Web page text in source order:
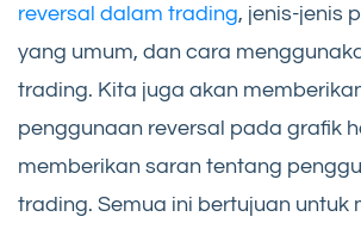
reversal dalam trading, jenis-jenis
yang umum, dan cara
trading. Kita juga akan
penggunaan reversal pada grafik
memberikan saran tentang
trading. Semua ini bertujuan untuk